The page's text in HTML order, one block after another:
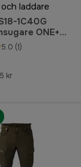
laddare
1C40G
ONE+
5.0 (1)
kr